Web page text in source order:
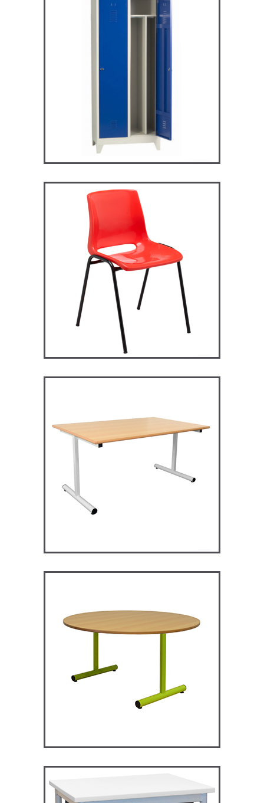
ARV2S – Vestiaire industrie
salissante
ST119 – Rick – Chaise
Primaire, collège et
secondaire
CHAISES ET BANCS
RM128 – Restauration
Maggie
TABLES ET MANGE DEBOUT
RM120 – Restauration
TABLES ET MANGE DEBOUT